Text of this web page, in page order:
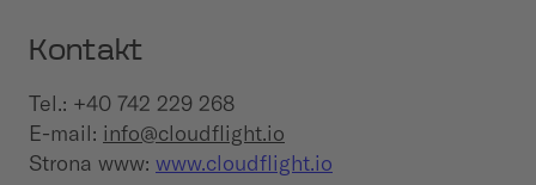
Kontakt
Tel.: +40 742 229 268
E-mail: info@cloudflight.io
Strona www: www.cloudflight.io